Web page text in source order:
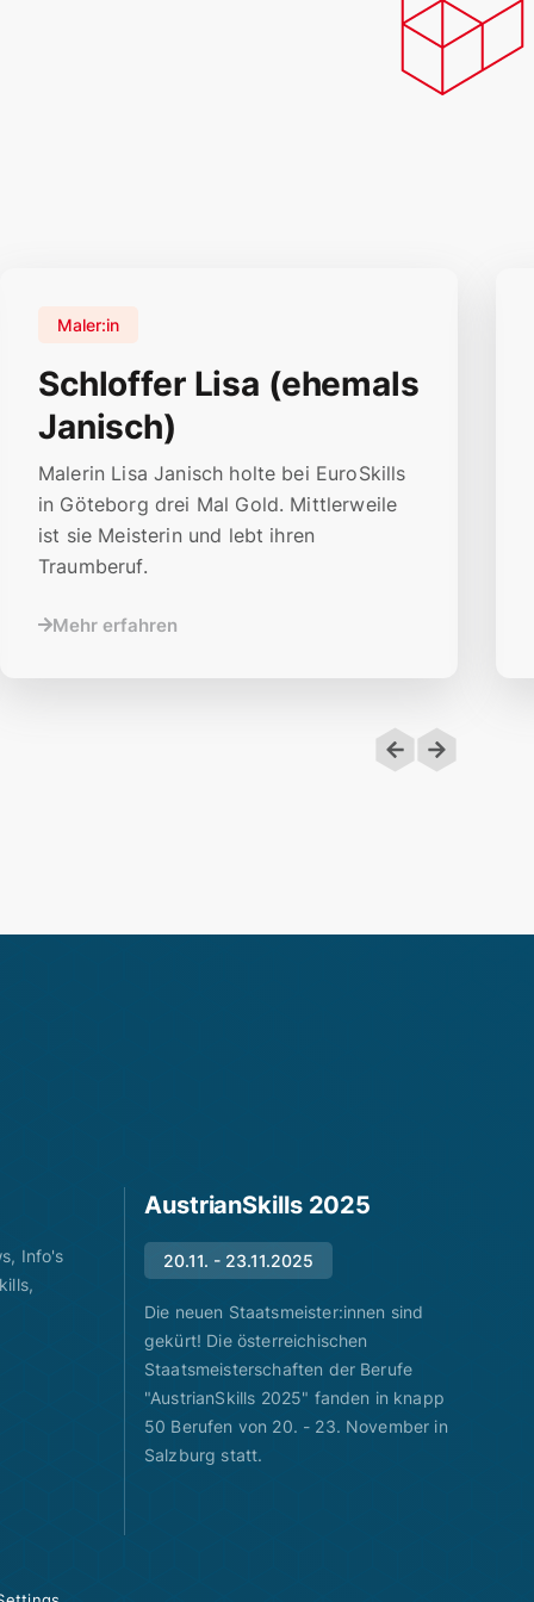
Schloffer Lisa (ehemals
Janisch)
Maler:in
Malerin Lisa Janisch holte bei EuroSkills
in Göteborg drei Mal Gold. Mittlerweile
ist sie Meisterin und lebt ihren
Traumberuf.
Mehr erfahren
Info's
AustrianSkills 2025
20.11. - 23.11.2025
Die neuen Staatsmeister:innen sind
gekürt! Die österreichischen
Staatsmeisterschaften der Berufe
"AustrianSkills 2025" fanden in knapp
50 Berufen von 20. - 23. November in
Salzburg statt.